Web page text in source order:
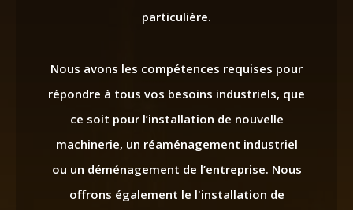
particulière.
Nous avons les compétences requises pour
répondre à tous vos besoins industriels, que
ce soit pour l’installation de nouvelle
machinerie, un réaménagement industriel
ou un déménagement de l’entreprise. Nous
offrons également le l'installation de